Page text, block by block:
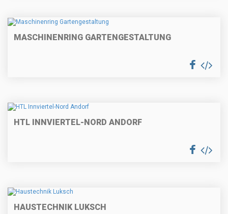
MASCHINENRING GARTENGESTALTUNG
HTL INNVIERTEL-NORD ANDORF
HAUSTECHNIK LUKSCH